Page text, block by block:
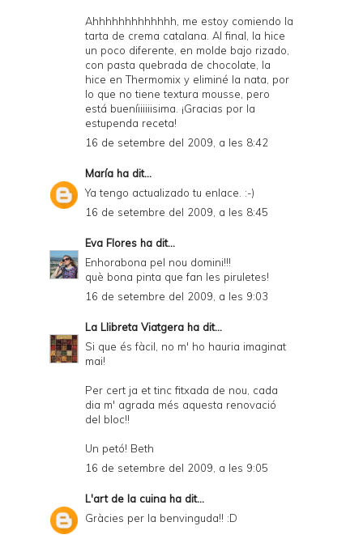
Ahhhhhhhhhhhhh, me estoy comiendo la
tarta de crema catalana. Al final, la hice
un poco diferente, en molde bajo rizado,
con pasta quebrada de chocolate, la
hice en Thermomix y eliminé la nata, por
lo que no tiene textura mousse, pero
está bueníiiiiiisima. ¡Gracias por la
estupenda receta!
16 de setembre del 2009, a les 8:42
María ha dit...
Ya tengo actualizado tu enlace. :-)
16 de setembre del 2009, a les 8:45
Eva Flores ha dit...
Enhorabona pel nou domini!!!
què bona pinta que fan les piruletes!
16 de setembre del 2009, a les 9:03
La Llibreta Viatgera ha dit...
Si que és fàcil, no m' ho hauria imaginat
mai!
Per cert ja et tinc fitxada de nou, cada
dia m' agrada més aquesta renovació
del bloc!!
Un petó! Beth
16 de setembre del 2009, a les 9:05
L'art de la cuina ha dit...
Gràcies per la benvinguda!! :D